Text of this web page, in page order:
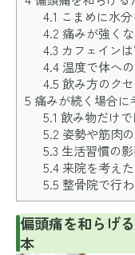
4.1 こまめに水
4.2 痛みが強く
4.3 カフェイン
4.4温度で体へ
4.5 飲み方のク
5 痛みが続く場合
5.1 飲み物だけ
5.2 姿勢や筋肉
5.3 生活習慣の
5.4来院を考え
5.5 整骨院で行
偏頭痛を和らげ
本